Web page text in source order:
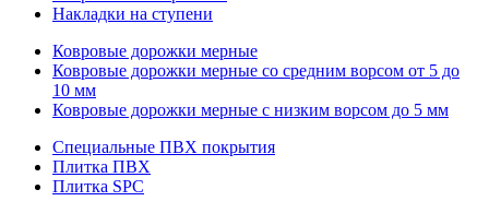
Накладки на ступени
Ковровые дорожки мерные
Ковровые дорожки мерные со средним ворсом от 5 до
10 мм
Ковровые дорожки мерные с низким ворсом до 5 мм
Специальные ПВХ покрытия
Плитка ПВХ
Плитка SPC